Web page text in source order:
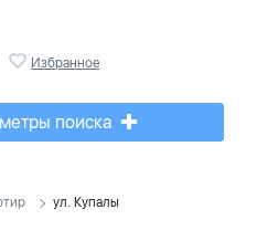
Избранное
поиска
ул. Купалы